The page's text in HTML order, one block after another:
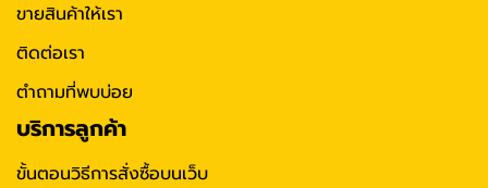
ขายสินค้าให้เรา
ติดต่อเรา
ตำถามที่พบบ่อย
บริการลูกค้า
ขั้นตอนวิธีการสั่งซื้อบนเว็บ